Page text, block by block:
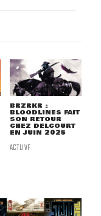
BRZRKR :
BLOODLINES FAIT
SON RETOUR
CHEZ DELCOURT
EN JUIN 2025
ACTU VF